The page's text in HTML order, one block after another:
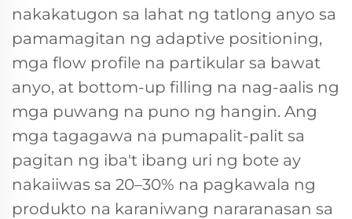
nakakatugon sa lahat ng tatlong anyo sa
pamamagitan ng adaptive positioning,
mga flow profile na partikular sa bawat
anyo, at bottom-up filling na nag-aalis ng
mga puwang na puno ng hangin. Ang
mga tagagawa na pumapalit-palit sa
pagitan ng iba't ibang uri ng bote ay
nakaiiwas sa 20–30% na pagkawala ng
produkto na karaniwang nararanasan sa